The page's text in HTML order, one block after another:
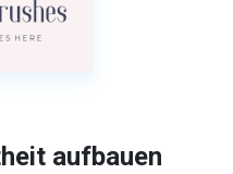
aufbauen